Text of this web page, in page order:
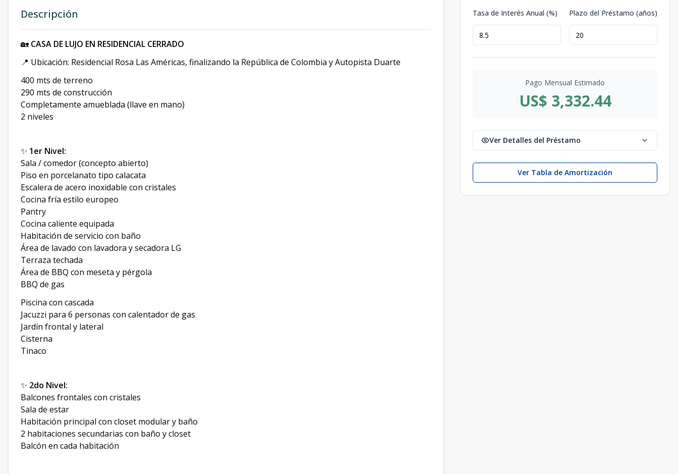
Descripción
🏡 CASA DE LUJO EN RESIDENCIAL CERRADO
📍 Ubicación: Residencial Rosa Las Américas, finalizando la República de Colombia y Autopista Duarte
400 mts de terreno
290 mts de construcción
Completamente amueblada (llave en mano)
2 niveles
✨ 1er Nivel:
Sala / comedor (concepto abierto)
Piso en porcelanato tipo calacata
Escalera de acero inoxidable con cristales
Cocina fría estilo europeo
Pantry
Cocina caliente equipada
Habitación de servicio con baño
Área de lavado con lavadora y secadora LG
Terraza techada
Área de BBQ con meseta y pérgola
BBQ de gas
Piscina con cascada
Jacuzzi para 6 personas con calentador de gas
Jardín frontal y lateral
Cisterna
Tinaco
✨ 2do Nivel:
Balcones frontales con cristales
Sala de estar
Habitación principal con closet modular y baño
2 habitaciones secundarias con baño y closet
Balcón en cada habitación
Tasa de Interés Anual (%) Plazo del Préstamo (años)
Pago Mensual Estimado
US$ 3,332.44
Ver Detalles del Préstamo
Ver Tabla de Amortización